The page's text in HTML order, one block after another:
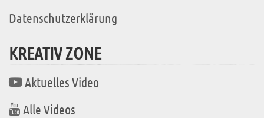
Datenschutzerklärung
KREATIV ZONE
Aktuelles Video
Alle Videos